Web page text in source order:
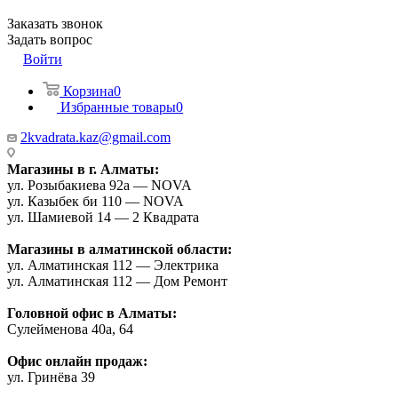
Заказать звонок
Задать вопрос
Войти
Корзина0
Избранные товары0
2kvadrata.kaz@gmail.com
Магазины в г. Алматы:
ул. Розыбакиева 92а — NOVA
ул. Казыбек би 110 — NOVA
ул. Шамиевой 14 — 2 Квадрата
Магазины в алматинской области:
ул. Алматинская 112 — Электрика
ул. Алматинская 112 — Дом Ремонт
Головной офис в Алматы:
Сулейменова 40а, 64
Офис онлайн продаж:
ул. Гринёва 39